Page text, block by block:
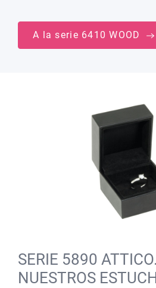
A la serie 6410 WOOD
SERIE 5890 ATTICO.
NUESTROS